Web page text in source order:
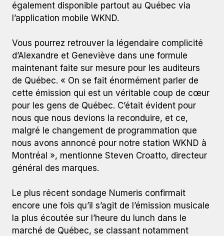
également disponible partout au Québec via
l’application mobile WKND.
Vous pourrez retrouver la légendaire complicité
d’Alexandre et Geneviève dans une formule
maintenant faite sur mesure pour les auditeurs
de Québec. « On se fait énormément parler de
cette émission qui est un véritable coup de cœur
pour les gens de Québec. C’était évident pour
nous que nous devions la reconduire, et ce,
malgré le changement de programmation que
nous avons annoncé pour notre station WKND à
Montréal », mentionne Steven Croatto, directeur
général des marques.
Le plus récent sondage Numeris confirmait
encore une fois qu’il s’agit de l’émission musicale
la plus écoutée sur l’heure du lunch dans le
marché de Québec, se classant notamment